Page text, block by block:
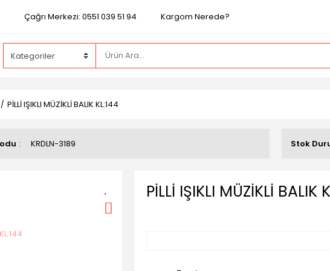
Çağrı Merkezi: 0551 039 51 94 Kargom Nerede?
PİLLİ IŞIKLI MÜZİKLİ BALIK KL:144
KRDLN-3189 Stok
PİLLİ IŞIKLI MÜZİKLİ BALIK